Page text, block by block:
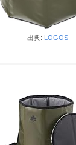
出典: LOGOS